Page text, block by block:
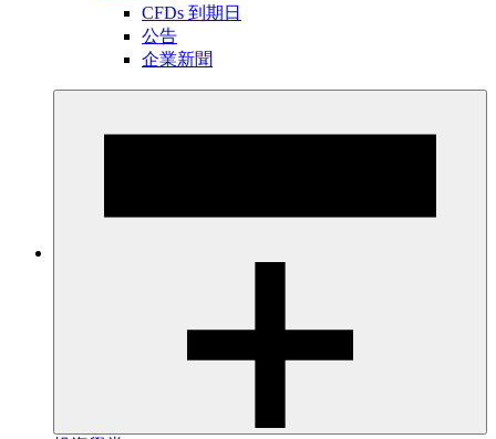
CFDs 到期日
公告
企業新聞